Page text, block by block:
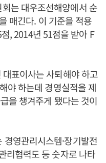
는 대우조선해양에서 순
매긴다. 이 기준을 적용
, 2014년 51점을 받아 F
표이사는 사퇴해야 하고
야 하는데 경영실적을 제
을 챙겨주게 됐다는 것이
영관리시스템·장기발전
리협력도 등 숫자로 나타